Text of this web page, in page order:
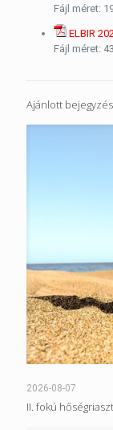
Fájl méret:
ELBIR
Fájl méret:
Ajánlott
2026-08-07
II. fokú